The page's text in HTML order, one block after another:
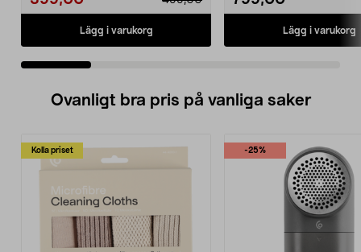
Lägg i varukorg Lägg i varukorg
Ovanligt bra pris på vanliga saker
Kolla priset -25%